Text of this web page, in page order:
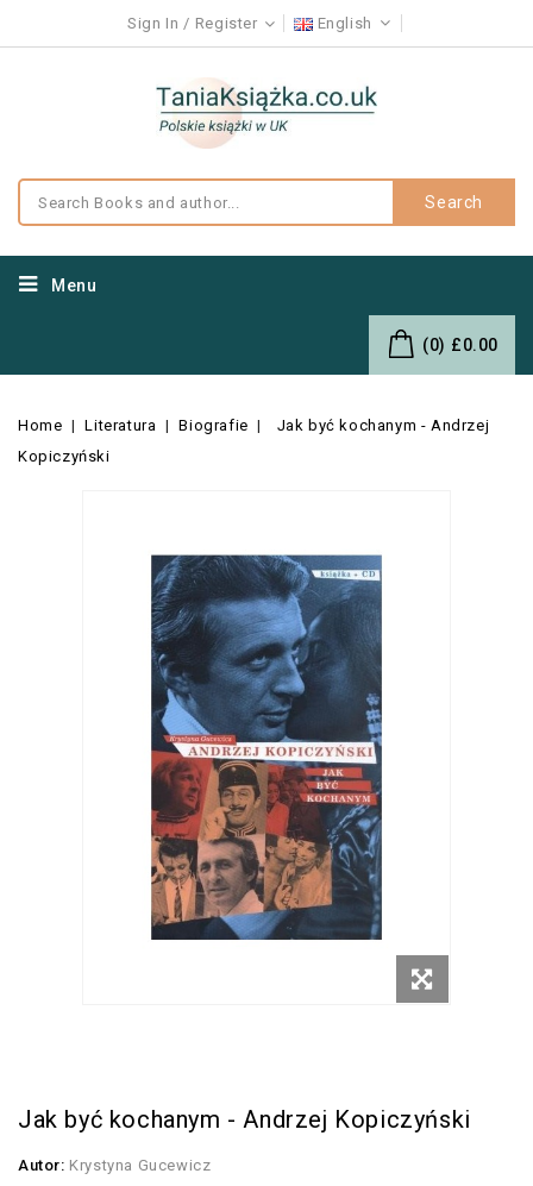
Sign In Register English
Search
Menu
(0) £0.00
Home Literatura Biografie
Jak być kochanym - Andrzej
Kopiczyński
Jak być kochanym - Andrzej Kopiczyński
Autor: Krystyna Gucewicz